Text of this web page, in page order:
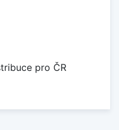
pro ČR